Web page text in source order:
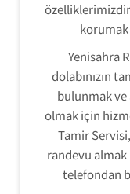
Yenisahra
dolabınızın
bulunmak ve
olmak için
Tamir
randevu almak
telefondan